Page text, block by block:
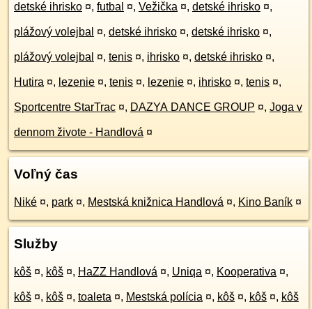
detské ihrisko ¤, futbal ¤, Vežička ¤, detské ihrisko ¤,
plážový volejbal ¤, detské ihrisko ¤, detské ihrisko ¤,
plážový volejbal ¤, tenis ¤, ihrisko ¤, detské ihrisko ¤,
Hutira ¤, lezenie ¤, tenis ¤, lezenie ¤, ihrisko ¤, tenis ¤,
Sportcentre StarTrac ¤, DAZYA DANCE GROUP ¤, Joga v
dennom živote - Handlová ¤
Voľný čas
Niké ¤, park ¤, Mestská knižnica Handlová ¤, Kino Baník ¤
Služby
kôš ¤, kôš ¤, HaZZ Handlová ¤, Uniqa ¤, Kooperativa ¤,
kôš ¤, kôš ¤, toaleta ¤, Mestská polícia ¤, kôš ¤, kôš ¤, kôš